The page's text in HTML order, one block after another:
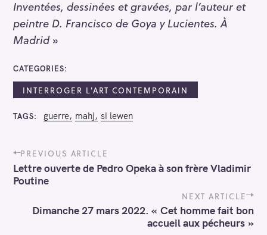
Inventées, dessinées et gravées, par l’auteur et
peintre D. Francisco de Goya y Lucientes. À
Madrid»
CATEGORIES
INTERROGER L'ART CONTEMPORAIN
TAGS guerre mahj si lewen
P
o
s
t
PREVIOUS ARTICLE
Lettre ouverte de Pedro Opeka à son frère Vladimir
Poutine
NEXT ARTICLE
Dimanche 27 mars 2022. « Cet homme fait bon
accueil aux pécheurs »